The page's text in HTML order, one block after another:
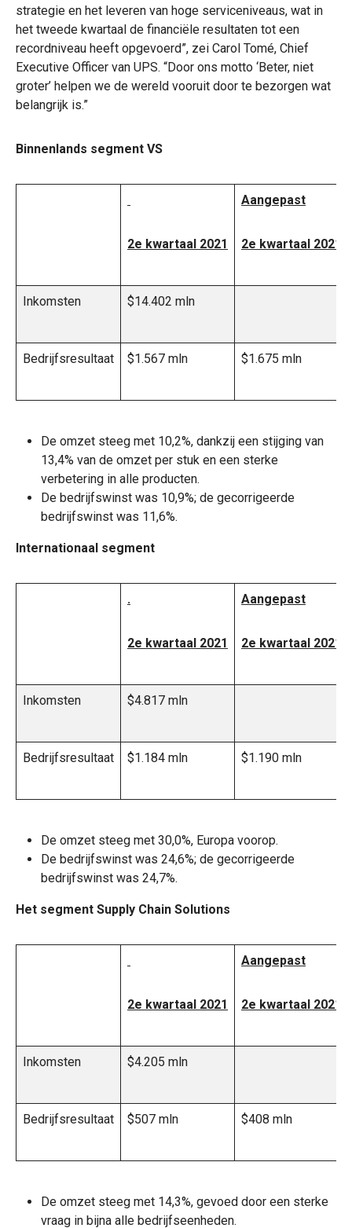
strategie en het leveren van hoge serviceniveaus, wat in
het tweede kwartaal de financiële resultaten tot een
recordniveau heeft opgevoerd”, zei Carol Tomé, Chief
Executive Officer van UPS. “Door ons motto ‘Beter, niet
groter’ helpen we de wereld vooruit door te bezorgen wat
belangrijk is.”
Binnenlands segment VS
2e kwartaal 2021
Aangepast
2e kwartaal 2021
Inkomsten $14.402 mln
Bedrijfsresultaat $1.567 mln $1.675 mln
De omzet steeg met 10,2%, dankzij een stijging van
13,4% van de omzet per stuk en een sterke
verbetering in alle producten.
De bedrijfswinst was 10,9%; de gecorrigeerde
bedrijfswinst was 11,6%.
Internationaal segment
.
2e kwartaal 2021
Aangepast
2e kwartaal 2021
Inkomsten $4.817 mln
Bedrijfsresultaat $1.184 mln $1.190 mln
De omzet steeg met 30,0%, Europa voorop.
De bedrijfswinst was 24,6%; de gecorrigeerde
bedrijfswinst was 24,7%.
Het segment Supply Chain Solutions
2e kwartaal 2021
Aangepast
2e kwartaal 2021
Inkomsten $4.205 mln
Bedrijfsresultaat $507 mln $408 mln
De omzet steeg met 14,3%, gevoed door een sterke
vraag in bijna alle bedrijfseenheden.